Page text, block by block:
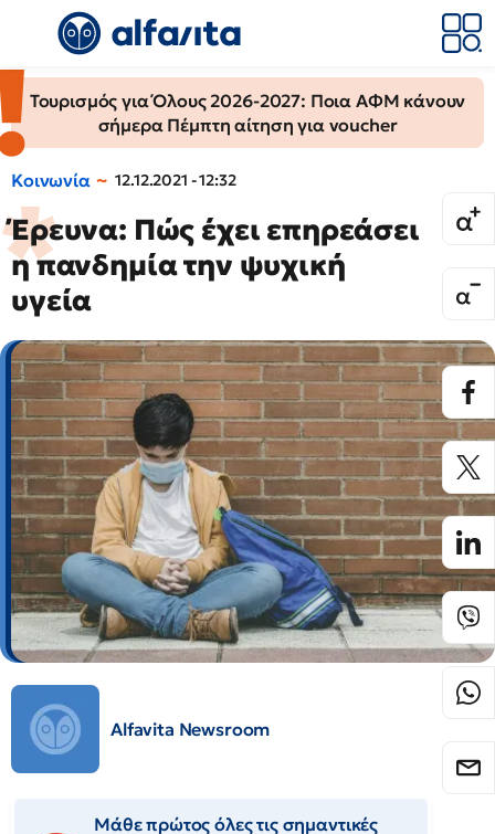
Τουρισμός για Όλους 2026-2027: Ποια ΑΦΜ κάνουν
σήμερα Πέμπτη αίτηση για voucher
Κοινωνία 12.12.2021 - 12:32
Έρευνα: Πώς έχει επηρεάσει
η πανδημία την ψυχική
υγεία
Alfavita Newsroom
Μάθε πρώτος όλες τις σημαντικές